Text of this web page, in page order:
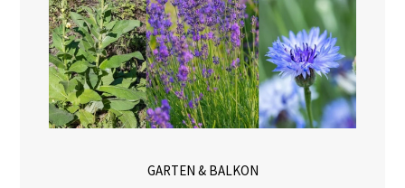
GARTEN & BALKON